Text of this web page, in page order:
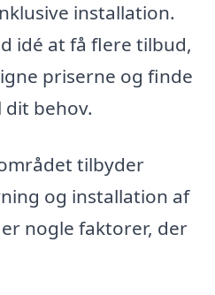
installation.
idé at få flere tilbud,
priserne og finde
behov.
tilbyder
og installation af
nogle faktorer, der